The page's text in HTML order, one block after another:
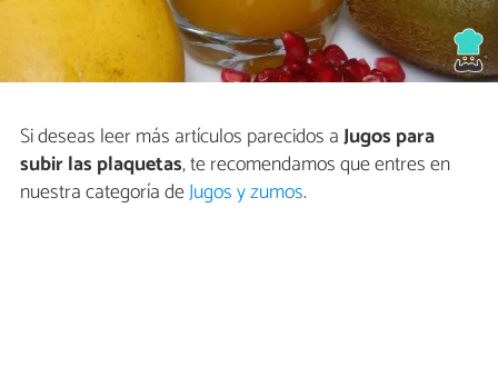
Si deseas leer más artículos parecidos aJugos para
subir las plaquetas, te recomendamos que entres en
nuestra categoría deJugos y zumos.